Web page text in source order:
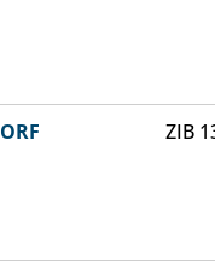
ORF ZIB